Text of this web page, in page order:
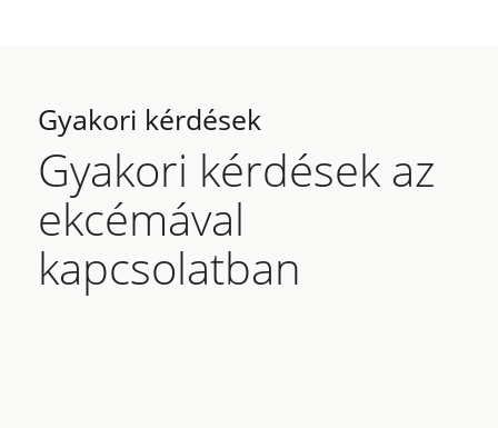
Gyakori kérdések
Gyakori kérdések az
ekcémával
kapcsolatban